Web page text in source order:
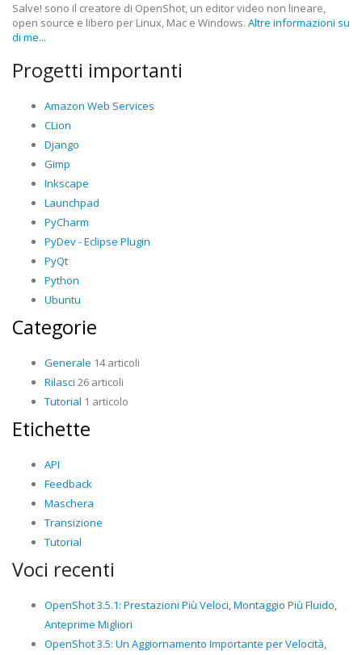
Salve! sono il creatore di OpenShot, un editor video non lineare,
open source e libero per Linux, Mac e Windows. Altre informazioni su
di me...
Progetti importanti
Amazon Web Services
CLion
Django
Gimp
Inkscape
Launchpad
PyCharm
PyDev - Eclipse Plugin
PyQt
Python
Ubuntu
Categorie
Generale 14 articoli
Rilasci 26 articoli
Tutorial 1 articolo
Etichette
API
Feedback
Maschera
Transizione
Tutorial
Voci recenti
OpenShot 3.5.1: Prestazioni Più Veloci, Montaggio Più Fluido,
Anteprime Migliori
OpenShot 3.5: Un Aggiornamento Importante per Velocità,